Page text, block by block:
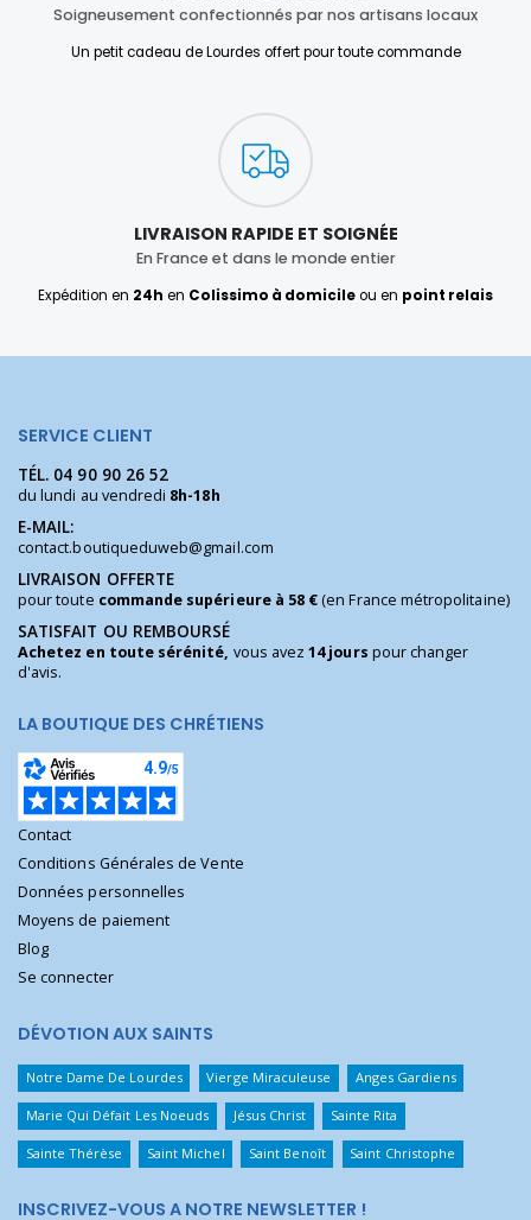
Soigneusement confectionnés par nos artisans locaux
Un petit cadeau de Lourdes offert pour toute commande
LIVRAISON RAPIDE ET SOIGNÉE
En France et dans le monde entier
Expédition en 24h en Colissimo à domicileou en point relais
SERVICE CLIENT
TÉL. 04 90 90 26 52
du lundi au vendredi 8h-18h
E-MAIL:
contact.boutiqueduweb@gmail.com
LIVRAISON OFFERTE
pour toute commande supérieure à 58 €(en France métropolitaine)
SATISFAIT OU REMBOURSÉ
Achetez en toute sérénité, vous avez14 jours pour changer
d'avis.
LA BOUTIQUE DES CHRÉTIENS
Contact
Conditions Générales de Vente
Données personnelles
Moyens de paiement
Blog
Se connecter
DÉVOTION AUX SAINTS
Notre Dame De Lourdes Vierge Miraculeuse Anges Gardiens
Marie Qui Défait Les Noeuds Jésus Christ Sainte Rita
Sainte Thérèse Saint Michel Saint Benoît Saint Christophe
INSCRIVEZ-VOUS A NOTRE NEWSLETTER !